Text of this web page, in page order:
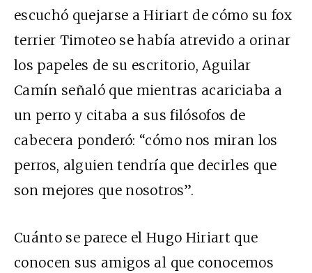
escuchó quejarse a Hiriart de cómo su fox
terrier Timoteo se había atrevido a orinar
los papeles de su escritorio, Aguilar
Camín señaló que mientras acariciaba a
un perro y citaba a sus filósofos de
cabecera ponderó: “cómo nos miran los
perros, alguien tendría que decirles que
son mejores que nosotros”.
Cuánto se parece el Hugo Hiriart que
conocen sus amigos al que conocemos